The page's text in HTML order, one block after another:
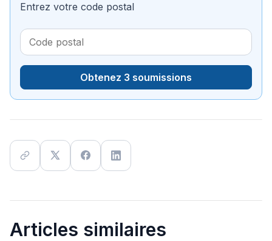
Entrez votre code postal
Obtenez 3 soumissions
Articles similaires